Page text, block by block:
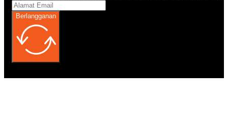
Berlangganan